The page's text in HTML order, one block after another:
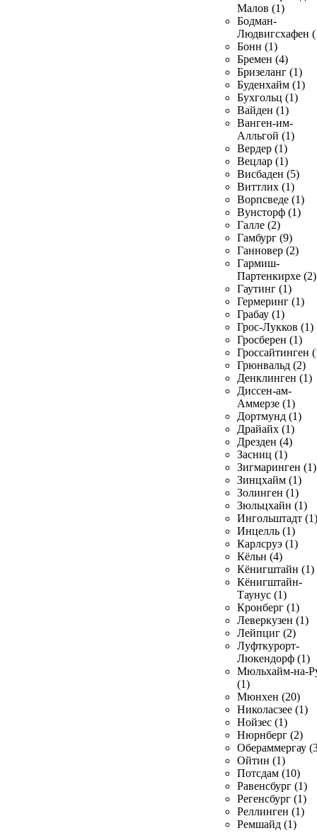
Малов (1)
Бодман-
Людвигсхафен
Бонн (1)
Бремен (4)
Бризеланг (1)
Буденхайм (1)
Бухгольц (1)
Вайден (1)
Ванген-им-
Алльгой (1)
Вердер (1)
Вецлар (1)
Висбаден (5)
Виттлих (1)
Ворпсведе (1)
Вунсторф (1)
Галле (2)
Гамбург (9)
Ганновер (2)
Гармиш-
Партенкирхе (2)
Гаутинг (1)
Гермеринг (1)
Грабау (1)
Грос-Лукков (1)
Гросберен (1)
Гроссайтинген
Грюнвальд (2)
Денклинген (1)
Диссен-ам-
Аммерзе (1)
Дортмунд (1)
Драйайх (1)
Дрезден (4)
Засниц (1)
Зигмаринген (1)
Зинцхайм (1)
Золинген (1)
Зюльцхайн (1)
Ингольштадт (1)
Инцелль (1)
Карлсруэ (1)
Кёльн (4)
Кёнигштайн (1)
Кёнигштайн-
Таунус (1)
Кронберг (1)
Леверкузен (1)
Лейпциг (2)
Луфткурорт-
Люкендорф (1)
Мюльхайм-на-
(1)
Мюнхен (20)
Николасзее (1)
Нойзес (1)
Нюрнберг (2)
Обераммергау
Ойтин (1)
Потсдам (10)
Равенсбург (1)
Регенсбург (1)
Реллинген (1)
Ремшайд (1)